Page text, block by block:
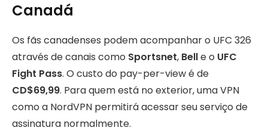
Canadá
Os fãs canadenses podem acompanhar o UFC 326
através de canais como Sportsnet, Belle o UFC
Fight Pass. O custo do pay-per-view é de
CD$69,99. Para quem está no exterior, uma VPN
como a NordVPN permitirá acessar seu serviço de
assinatura normalmente.